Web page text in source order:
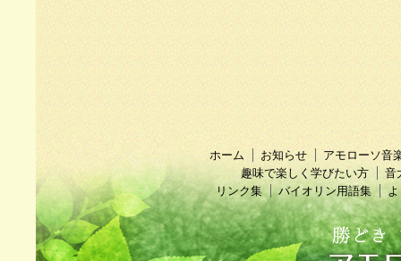
ホーム お知らせ
アモローソ音
趣味で楽しく学びたい方
音
リンク集
バイオリン用語集